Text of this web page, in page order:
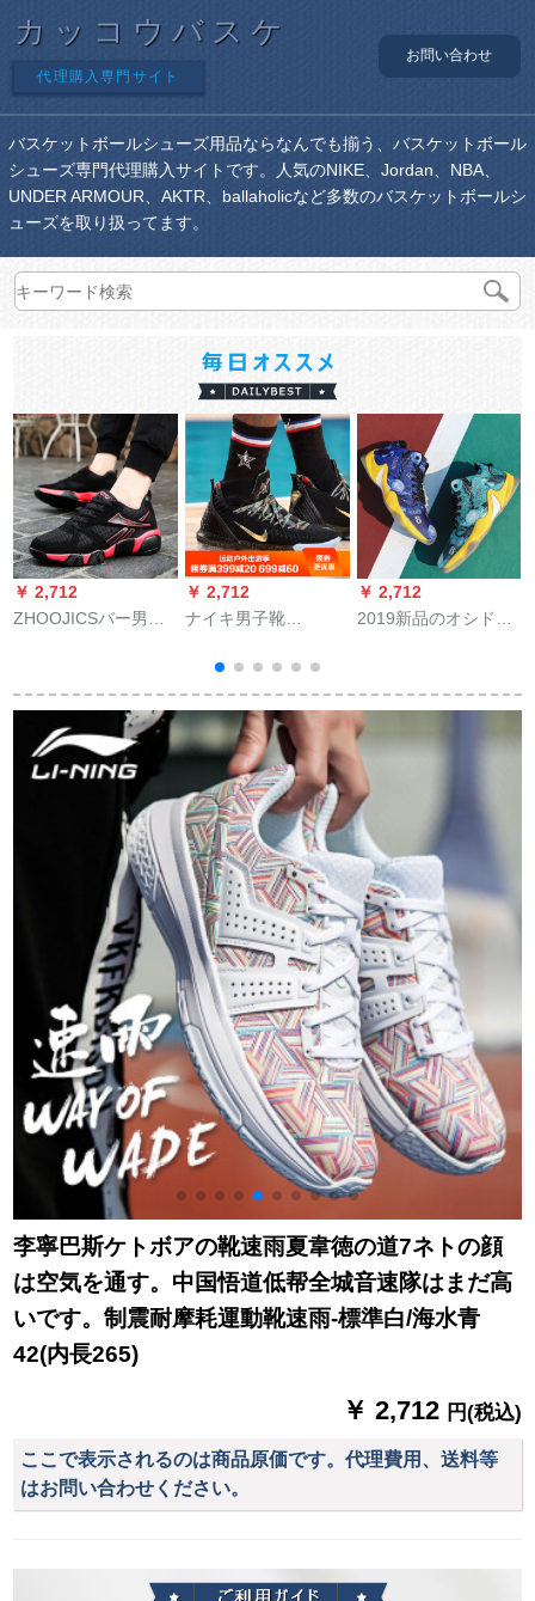
カッコウバスケ
代理購入専門サイト
お問い合わせ
バスケットボールシューズ用品ならなんでも揃う、バスケットボール
シューズ専門代理購入サイトです。人気のNIKE、Jordan、NBA、
UNDER ARMOUR、AKTR、ballaholicなど多数のバスケットボールシ
ューズを取り扱ってます。
￥ 2,712
ZHOOJICSバー男子
ています。ネコテー
ク男性用滑り止め耐
摩耗トレインブブ男
性用黒赤42ヤド
￥ 2,712
ナイキ男子靴
ェームズ16代戦靴
LBJ 16高幇実戦バケ
ツBQ 5970 CI 1517-
001王座オーススポー
ツツ45
￥ 2,712
2019新品のオシドリ
名11男靴3女靴15 ha
登2ジェームズ16とタ
ワの青い黄色+灰月オ
リ色41
李寧巴斯ケトボアの靴速雨夏韋徳の道7ネトの顔
は空気を通す。中国悟道低帮全城音速隊はまだ高
いです。制震耐摩耗運動靴速雨-標準白/海水青
42(内長265)
￥ 2,712 円(税込)
ここで表示されるのは商品原価です。代理費用、送料等
はお問い合わせください。